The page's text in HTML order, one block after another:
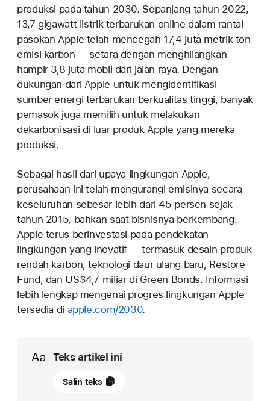
produksi pada tahun 2030. Sepanjang tahun 2022,
13,7 gigawatt listrik terbarukan online dalam rantai
pasokan Apple telah mencegah 17,4 juta metrik ton
emisi karbon — setara dengan menghilangkan
hampir 3,8 juta mobil dari jalan raya. Dengan
dukungan dari Apple untuk mengidentifikasi
sumber energi terbarukan berkualitas tinggi, banyak
pemasok juga memilih untuk melakukan
dekarbonisasi di luar produk Apple yang mereka
produksi.
Sebagai hasil dari upaya lingkungan Apple,
perusahaan ini telah mengurangi emisinya secara
keseluruhan sebesar lebih dari 45 persen sejak
tahun 2015, bahkan saat bisnisnya berkembang.
Apple terus berinvestasi pada pendekatan
lingkungan yang inovatif — termasuk desain produk
rendah karbon, teknologi daur ulang baru, Restore
Fund, dan US$4,7 miliar di Green Bonds. Informasi
lebih lengkap mengenai progres lingkungan Apple
tersedia di apple.com/2030.
Media
Teks artikel ini
12Salin teks